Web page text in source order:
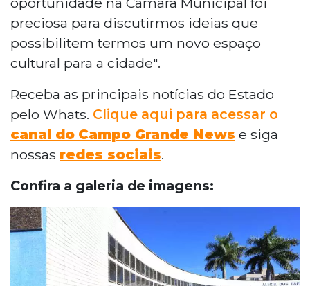
preciosa para discutirmos ideias que
possibilitem termos um novo espaço
cultural para a cidade".
Receba as principais notícias do Estado
pelo Whats. Clique aqui para acessar o
canal do Campo Grande News e siga
nossas redes sociais.
Confira a galeria de imagens: